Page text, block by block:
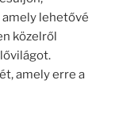
lehetővé
közelről
amely erre a